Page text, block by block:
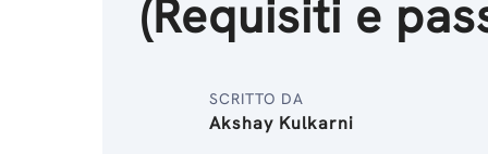
(Requisiti e
SCRITTO DA
Akshay Kulkarni